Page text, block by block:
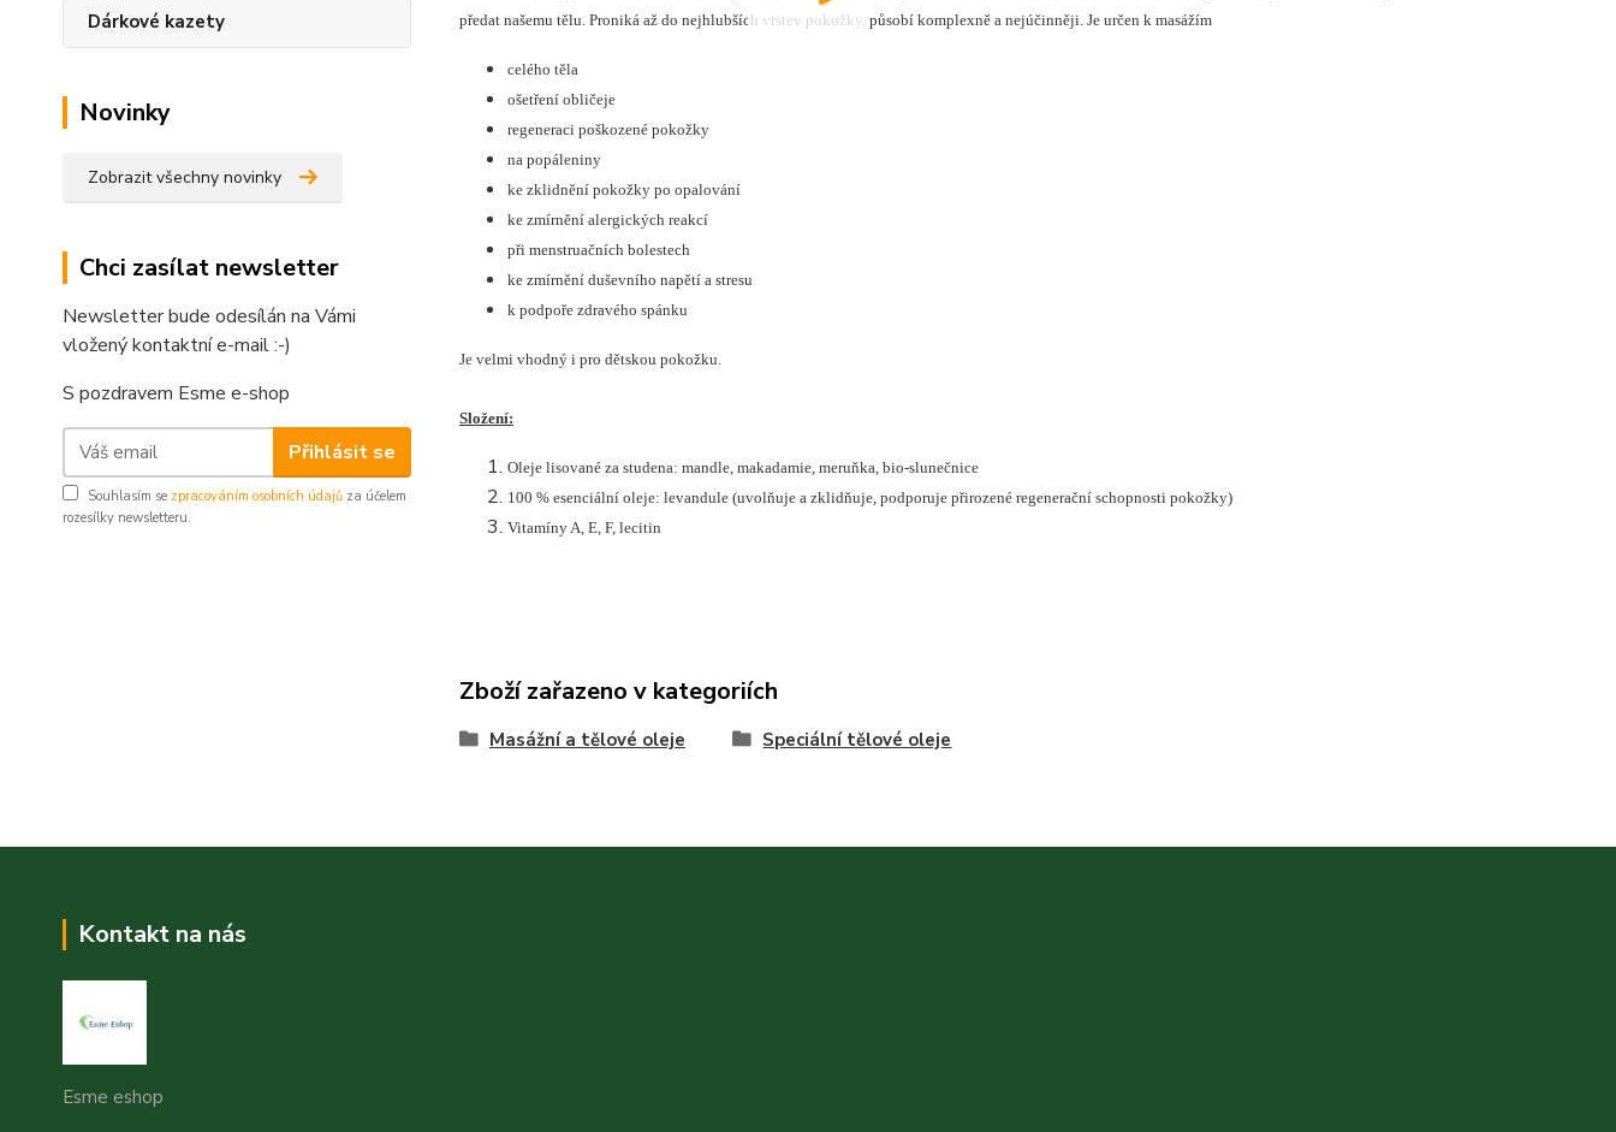
Dárkové kazety
Novinky
Zobrazit všechny novinky
Chci zasílat newsletter
Newsletter bude odesílán na Vámi
vložený kontaktní e-mail :-)
S pozdravem Esme e-shop
Přihlásit se
Souhlasím se zpracováním osobních údajů za účelem
rozesílky newsletteru.
předat našemu tělu. Proniká až do nejhlubších vrstev pokožky, působí komplexně a nejúčinněji. Je určen k masážím
celého těla
ošetření obličeje
regeneraci poškozené pokožky
na popáleniny
ke zklidnění pokožky po opalování
ke zmírnění alergických reakcí
při menstruačních bolestech
ke zmírnění duševního napětí a stresu
k podpoře zdravého spánku
Je velmi vhodný i pro dětskou pokožku.
Složení:
Oleje lisované za studena: mandle, makadamie, meruňka, bio-slunečnice
100 % esenciální oleje: levandule (uvolňuje a zklidňuje, podporuje přirozené regenerační schopnosti pokožky)
Vitamíny A, E, F, lecitin
Zboží zařazeno v kategoriích
Masážní a tělové oleje Speciální tělové oleje
Kontakt na nás
Esme eshop